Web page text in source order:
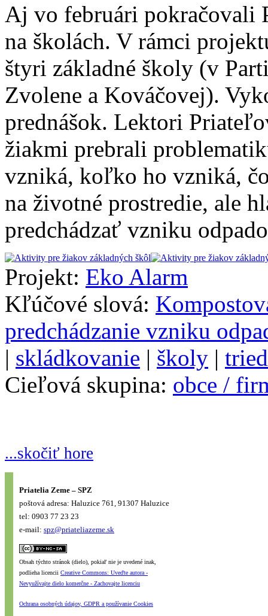
Aj vo februári pokračovali
na školách. V rámci
štyri základné školy (v
Zvolene a Kováčovej).
prednášok. Lektori
žiakmi prebrali
vzniká, koľko ho vzniká,
na životné prostredie, ale
predchádzať vzniku
Projekt: Eko Alarm
Kľúčové slová:
predchádzanie vzniku
| skládkovanie | školy |
Cieľová skupina: obce /
...skočiť hore
Priatelia Zeme – SPZ
poštová adresa: Haluzice 761, 91307 Haluzice
tel: 0903 77 23 23
e-mail: spz@priateliazeme.sk
Obsah týchto stránok (dielo), pokiaľ nie je uvedené inak,
podlieha licencii Creative Commons: Uveďte autora -
Nevyužívajte dielo komerčne - Zachovajte licenciu
Ochrana osobných údajov, GDPR a používanie Cookies